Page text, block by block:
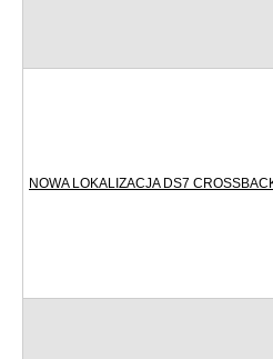
NOWA LOKALIZACJA DS7